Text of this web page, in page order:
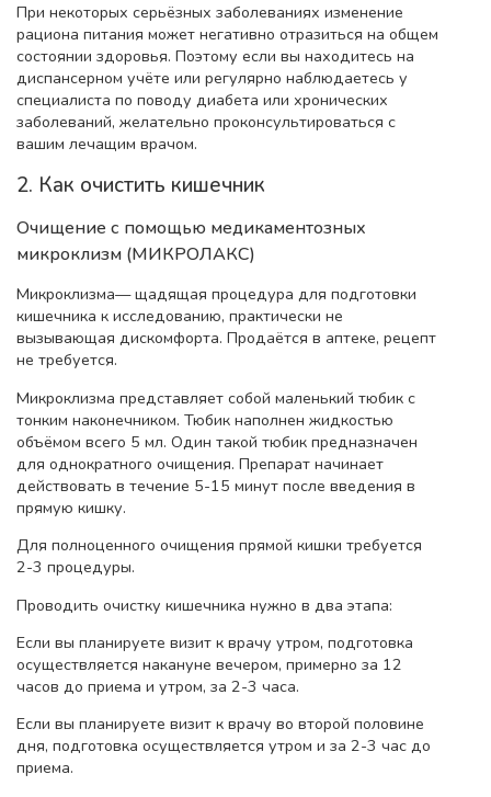
При некоторых серьёзных заболеваниях изменение
рациона питания может негативно отразиться на общем
состоянии здоровья. Поэтому если вы находитесь на
диспансерном учёте или регулярно наблюдаетесь у
специалиста по поводу диабета или хронических
заболеваний, желательно проконсультироваться с
вашим лечащим врачом.
2. Как очистить кишечник
Очищение с помощью медикаментозных
микроклизм (МИКРОЛАКС)
Микроклизма— щадящая процедура для подготовки
кишечника к исследованию, практически не
вызывающая дискомфорта. Продаётся в аптеке, рецепт
не требуется.
Микроклизма представляет собой маленький тюбик с
тонким наконечником. Тюбик наполнен жидкостью
объёмом всего 5 мл. Один такой тюбик предназначен
для однократного очищения. Препарат начинает
действовать в течение 5-15 минут после введения в
прямую кишку.
Для полноценного очищения прямой кишки требуется
2-3 процедуры.
Проводить очистку кишечника нужно в два этапа:
Если вы планируете визит к врачу утром, подготовка
осуществляется накануне вечером, примерно за 12
часов до приема и утром, за 2-3 часа.
Если вы планируете визит к врачу во второй половине
дня, подготовка осуществляется утром и за 2-3 час до
приема.